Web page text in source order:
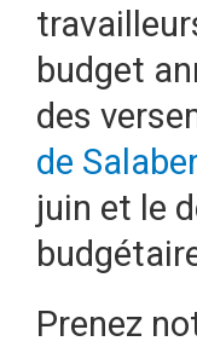
budget
des
de
juin et le
Prenez